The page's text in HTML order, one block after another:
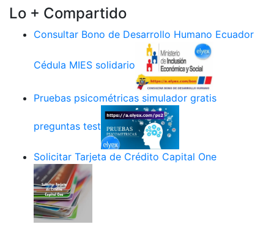
Lo + Compartido
Consultar Bono de Desarrollo Humano Ecuador
Cédula MIES solidario
Pruebas psicométricas simulador gratis
preguntas test
Solicitar Tarjeta de Crédito Capital One